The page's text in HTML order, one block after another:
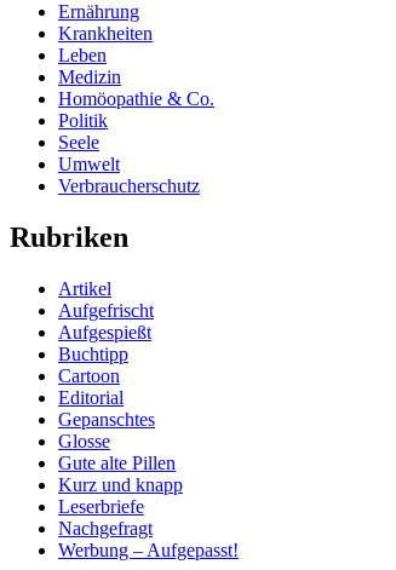
Ernährung
Krankheiten
Leben
Medizin
Homöopathie & Co.
Politik
Seele
Umwelt
Verbraucherschutz
Rubriken
Artikel
Aufgefrischt
Aufgespießt
Buchtipp
Cartoon
Editorial
Gepanschtes
Glosse
Gute alte Pillen
Kurz und knapp
Leserbriefe
Nachgefragt
Werbung – Aufgepasst!